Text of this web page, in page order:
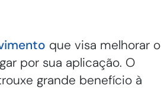
que visa melhorar o
por sua aplicação. O
grande benefício à